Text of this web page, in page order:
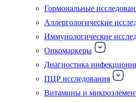
Гормональные
Аллергологические
Иммунологические
Онкомаркеры
Диагностика
ПЦР исследования
Витамины и